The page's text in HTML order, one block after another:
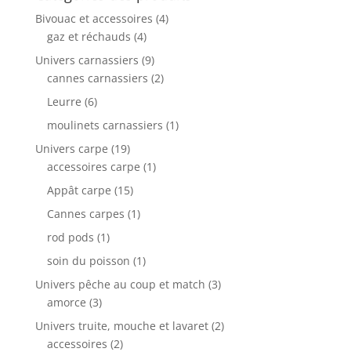
Bivouac et accessoires (4)
gaz et réchauds (4)
Univers carnassiers (9)
cannes carnassiers (2)
Leurre (6)
moulinets carnassiers (1)
Univers carpe (19)
accessoires carpe (1)
Appât carpe (15)
Cannes carpes (1)
rod pods (1)
soin du poisson (1)
Univers pêche au coup et match (3)
amorce (3)
Univers truite, mouche et lavaret (2)
accessoires (2)